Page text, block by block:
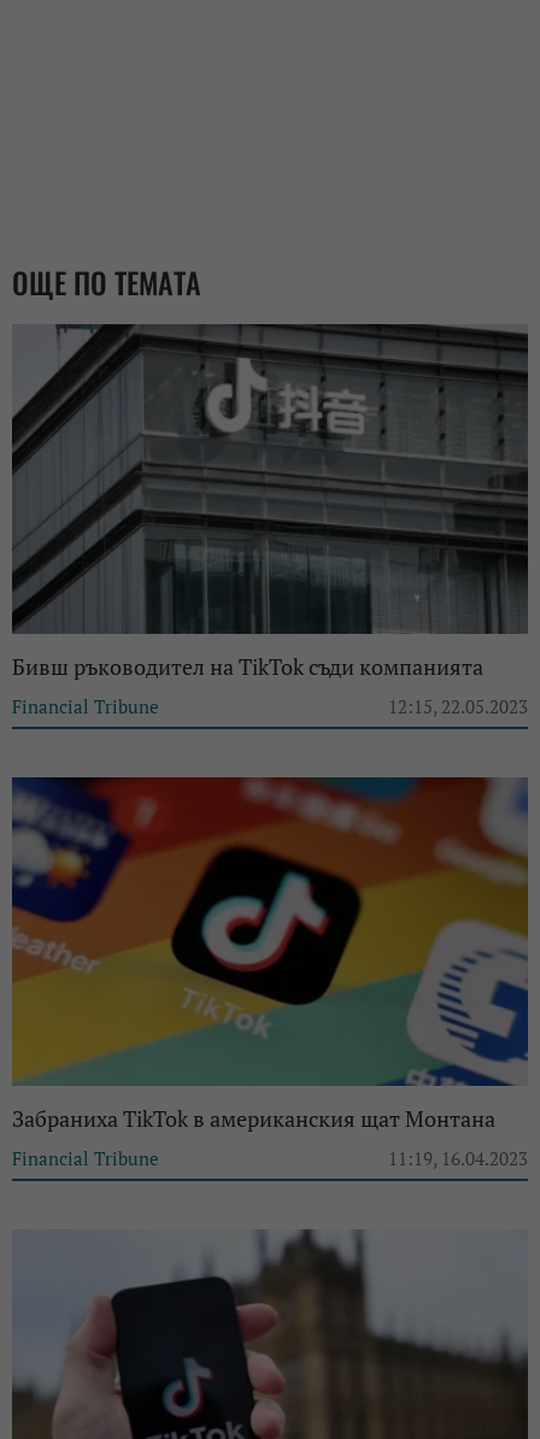
ОЩЕ ПО ТЕМАТА
Бивш ръководител на TikTok съди компанията
Financial Tribune 12:15, 22.05.2023
Забраниха ТikTok в американския щат Монтана
Financial Tribune 11:19, 16.04.2023